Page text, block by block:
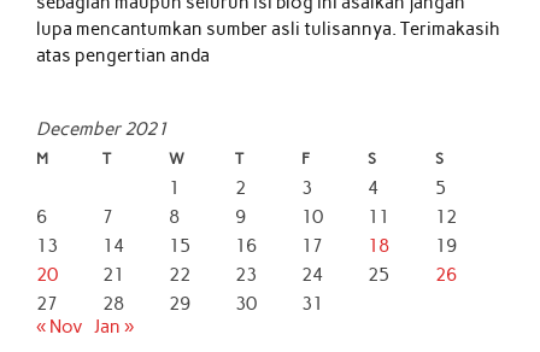
lupa mencantumkan sumber asli tulisannya. Terimakasih
atas pengertian anda
December 2021
M T W T F S S
1 2 3 4
5
6
7 8 9 10 11
12
13
14 15 16 17 18
19
20
21 22 23 24 25
26
27
28 29 30
31
« Nov Jan »